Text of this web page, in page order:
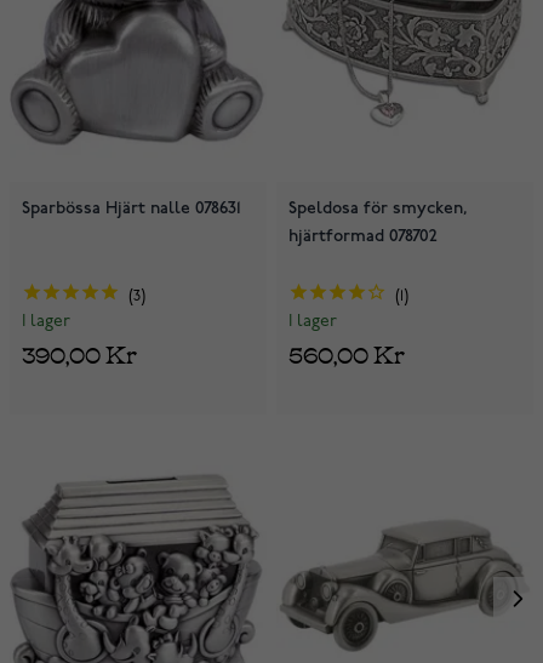
Sparbössa Hjärt nalle 078631
3
I lager
390,00 Kr
Speldosa för smycken,
hjärtformad 078702
I lager
560,00 Kr